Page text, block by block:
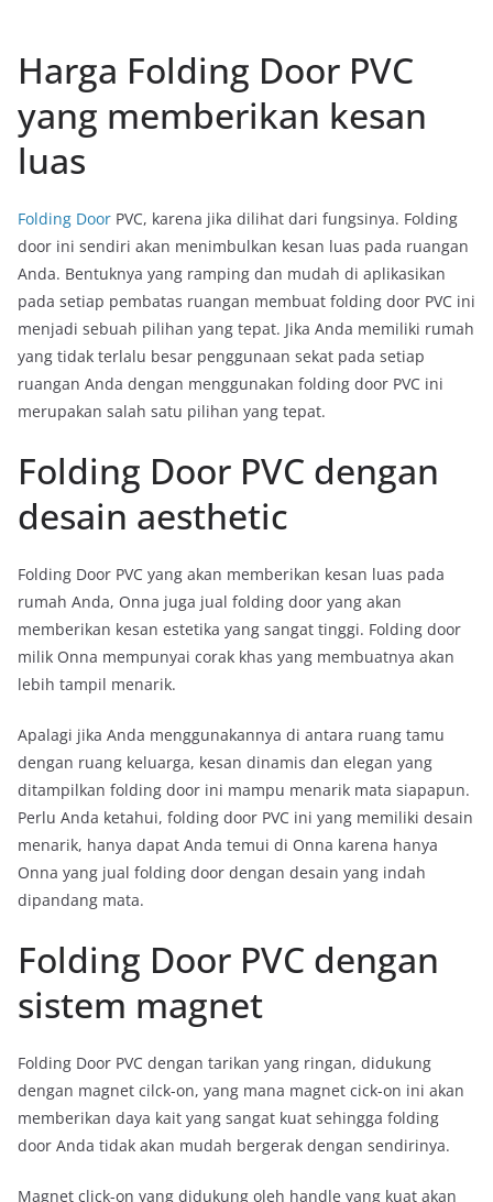
Harga Folding Door PVC
yang memberikan kesan
luas
Folding Door PVC, karena jika dilihat dari fungsinya. Folding
door ini sendiri akan menimbulkan kesan luas pada ruangan
Anda. Bentuknya yang ramping dan mudah di aplikasikan
pada setiap pembatas ruangan membuat folding door PVC ini
menjadi sebuah pilihan yang tepat. Jika Anda memiliki rumah
yang tidak terlalu besar penggunaan sekat pada setiap
ruangan Anda dengan menggunakan folding door PVC ini
merupakan salah satu pilihan yang tepat.
Folding Door PVC dengan
desain aesthetic
Folding Door PVC yang akan memberikan kesan luas pada
rumah Anda, Onna juga jual folding door yang akan
memberikan kesan estetika yang sangat tinggi. Folding door
milik Onna mempunyai corak khas yang membuatnya akan
lebih tampil menarik.
Apalagi jika Anda menggunakannya di antara ruang tamu
dengan ruang keluarga, kesan dinamis dan elegan yang
ditampilkan folding door ini mampu menarik mata siapapun.
Perlu Anda ketahui, folding door PVC ini yang memiliki desain
menarik, hanya dapat Anda temui di Onna karena hanya
Onna yang jual folding door dengan desain yang indah
dipandang mata.
Folding Door PVC dengan
sistem magnet
Folding Door PVC dengan tarikan yang ringan, didukung
dengan magnet cilck-on, yang mana magnet cick-on ini akan
memberikan daya kait yang sangat kuat sehingga folding
door Anda tidak akan mudah bergerak dengan sendirinya.
Magnet click-on yang didukung oleh handle yang kuat akan